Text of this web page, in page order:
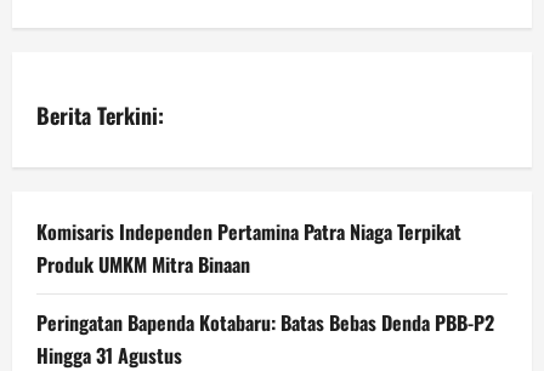
Berita Terkini:
Komisaris Independen Pertamina Patra Niaga Terpikat
Produk UMKM Mitra Binaan
Peringatan Bapenda Kotabaru: Batas Bebas Denda PBB-P2
Hingga 31 Agustus